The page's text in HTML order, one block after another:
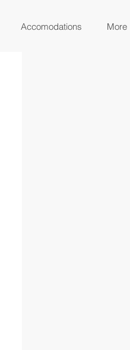
Accomodations More